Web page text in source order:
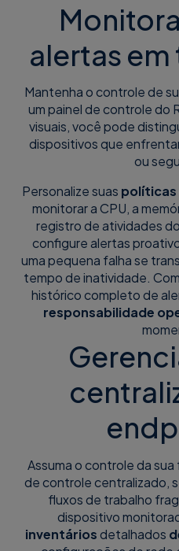
alertas
Mantenha o controle de
um painel de controle do
visuais, você pode
dispositivos que
ou
Personalize suas
monitorar a CPU, a
registro de atividades
configure alertas
uma pequena falha se
tempo de inatividade.
histórico completo de
responsabilidade
Assuma o controle da
de controle centralizado,
fluxos de trabalho
dispositivo
inventáriosdetalhados